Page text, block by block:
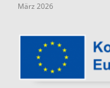
März 2026